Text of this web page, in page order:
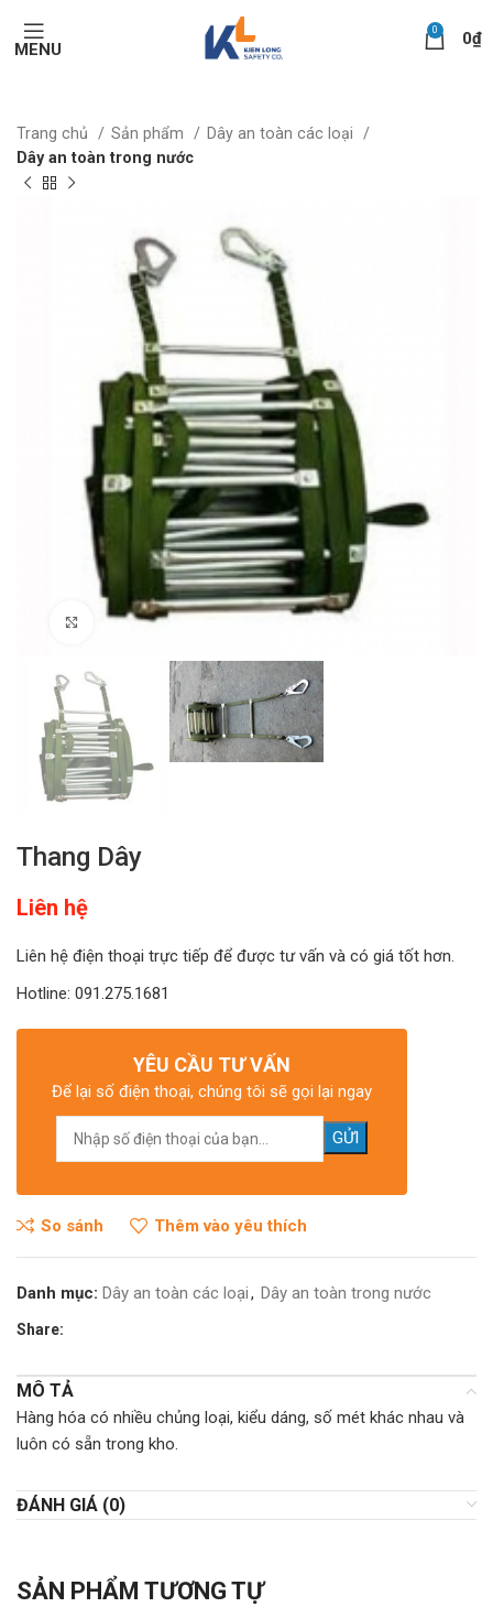
MENU
0 0₫
Trang chủ Sản phẩm
Dây an toàn các loại
Dây an toàn trong nước
Click to enlarge
Thang Dây
Liên hệ
Liên hệ điện thoại trực tiếp để được tư vấn và có giá tốt hơn.
Hotline: 091.275.1681
YÊU CẦU TƯ VẤN
Để lại số điện thoại, chúng tôi sẽ gọi lại ngay
So sánh Thêm vào yêu thích
Danh mục: Dây an toàn các loại, Dây an toàn trong nước
Share:
MÔ TẢ
Hàng hóa có nhiều chủng loại, kiểu dáng, số mét khác nhau và
luôn có sẵn trong kho.
ĐÁNH GIÁ (0)
SẢN PHẨM TƯƠNG TỰ